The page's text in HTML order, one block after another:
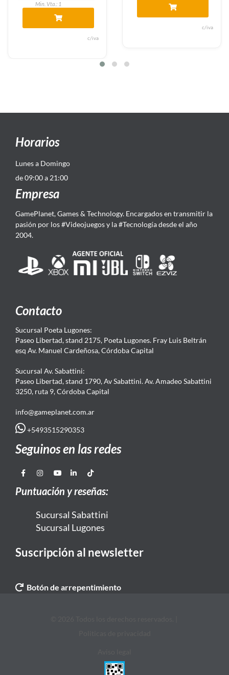
Min. Vta.: 1
c/iva
c/iva
Horarios
Lunes a Domingo
de 09:00 a 21:00
Empresa
GamePlanet, Games & Technology. Encargados en transmitir la
pasión por los #Videojuegos y la #Tecnología desde el año
2004.
Contacto
Sucursal Poeta Lugones:
Paseo Libertad, stand 2175, Poeta Lugones. Fray Luis Beltrán
esq Av. Manuel Cardeñosa, Córdoba Capital
Sucursal Av. Sabattini:
Paseo Libertad, stand 1790, Av Sabattini. Av. Amadeo Sabattini
3250, ruta 9, Córdoba Capital
info@gameplanet.com.ar
+5493515290353
Seguinos en las redes
Puntuación y reseñas:
Sucursal Sabattini
Sucursal Lugones
Suscripción al newsletter
Botón de arrepentimiento